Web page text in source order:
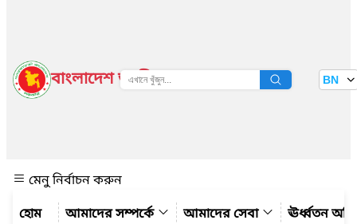
বাংলাদেশ জাতীয় তথ্য বাতায়ন BN
মেনু নির্বাচন করুন
আমাদের সম্পর্কে
আমাদের সেবা ঊর্ধ্বতন